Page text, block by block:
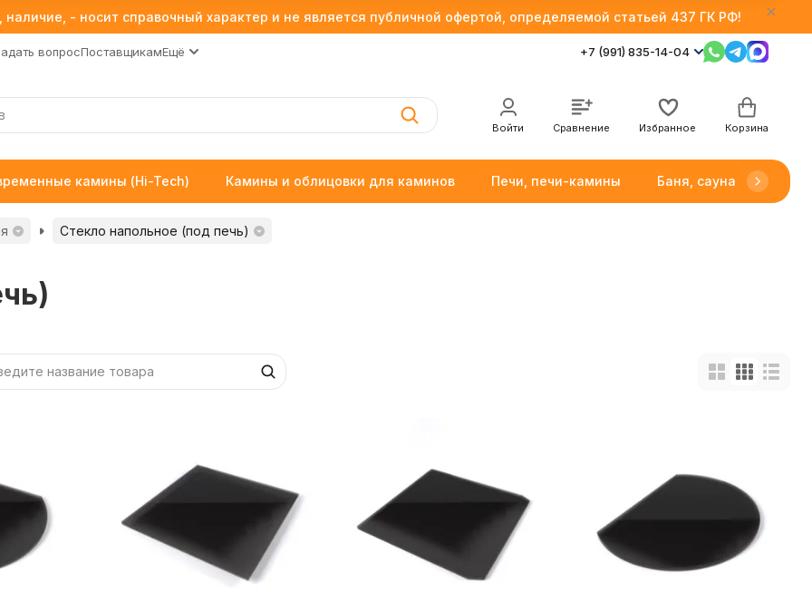
- носит справочный характер и не является публичной офертой, определяемой статьей 437 ГК РФ!
вопросПоставщикамЕщё +7 (991) 835-14-04
Войти Сравнение Избранное Корзина
камины (Hi-Tech) Камины и облицовки для каминов Печи, печи-камины Баня, сауна
Стекло напольное (под печь)